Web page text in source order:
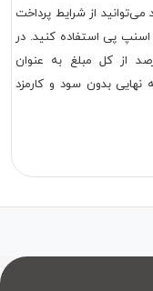
از شرایط پرداخت
اسنپ پی استفاده کنید. در
24 ماهه و چک نیاز به 40 درصد از کل مبلغ به عنوان
بدون سود و کارمزد